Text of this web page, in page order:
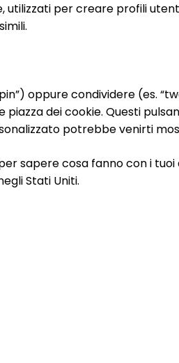
per creare profili
oppure condividere (es.
dei cookie. Questi
potrebbe venirti
sapere cosa fanno con i
Stati Uniti.